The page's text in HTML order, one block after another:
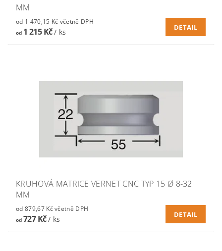
MM
od 1 470,15 Kč včetně DPH
od1 215 Kč/ ks
DETAIL
KRUHOVÁ MATRICE VERNET CNC TYP 15 Ø 8-32
MM
od 879,67 Kč včetně DPH
od727 Kč/ ks
DETAIL